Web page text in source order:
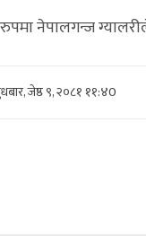
नेपालगन्ज
जेष्ठ ९, २०८१ ११:४0